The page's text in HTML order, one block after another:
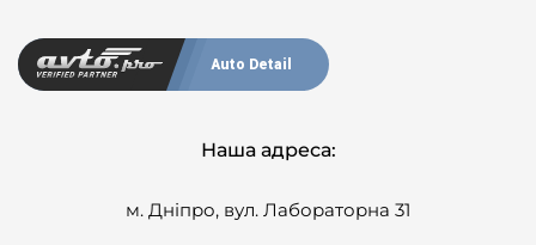
Auto Detail
Наша адреса:
м. Дніпро, вул. Лабораторна 31